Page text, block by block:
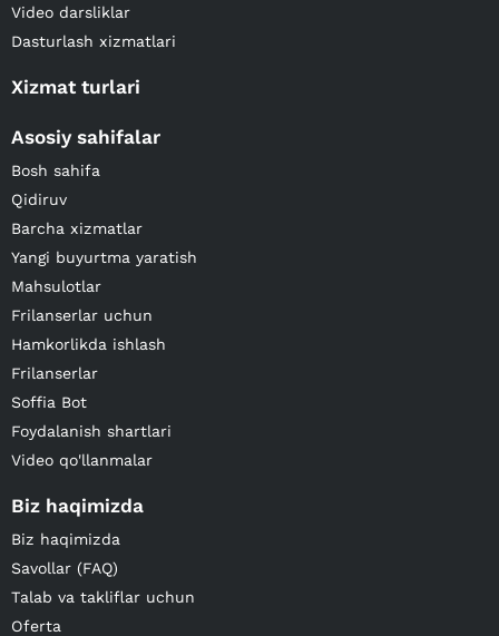
Video darsliklar
Dasturlash xizmatlari
Xizmat turlari
Asosiy sahifalar
Bosh sahifa
Qidiruv
Barcha xizmatlar
Yangi buyurtma yaratish
Mahsulotlar
Frilanserlar uchun
Hamkorlikda ishlash
Frilanserlar
Soffia Bot
Foydalanish shartlari
Video qo'llanmalar
Biz haqimizda
Biz haqimizda
Savollar (FAQ)
Talab va takliflar uchun
Oferta